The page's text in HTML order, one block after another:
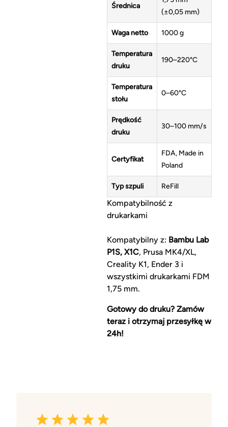
Średnica
(±0,05 mm)
Waga netto 1000 g
Temperatura
druku
190–220°C
Temperatura
stołu
0–60°C
Prędkość
druku
30–100 mm/s
Certyfikat
FDA, Made in
Poland
Typ szpuli ReFill
Kompatybilność z
drukarkami
Kompatybilny z: Bambu Lab
P1S, X1C, Prusa MK4/XL,
Creality K1, Ender 3 i
wszystkimi drukarkami FDM
1,75 mm.
Gotowy do druku? Zamów
teraz i otrzymaj przesyłkę w
24h!